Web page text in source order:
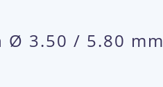
Ø 3.50 / 5.80 mm